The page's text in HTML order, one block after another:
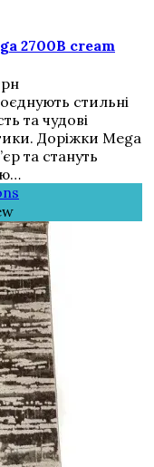
2700B cream
стильні
та чудові
Доріжки Mega
та стануть